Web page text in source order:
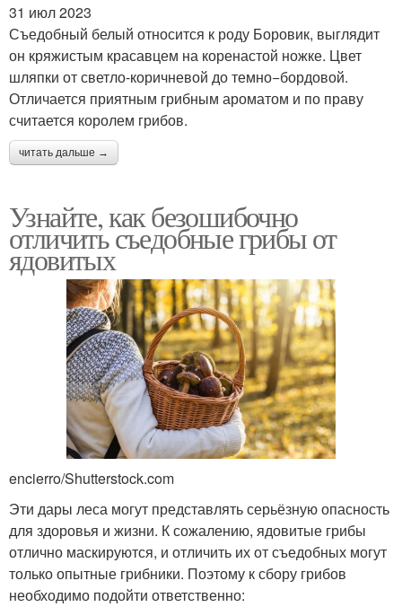
31 июл 2023
Съедобный белый относится к роду Боровик, выглядит
он кряжистым красавцем на коренастой ножке. Цвет
шляпки от светло-коричневой до темно−бордовой.
Отличается приятным грибным ароматом и по праву
считается королем грибов.
читать дальше →
Узнайте, как безошибочно
отличить съедобные грибы от
ядовитых
encierro/Shutterstock.com
Эти дары леса могут представлять серьёзную опасность
для здоровья и жизни. К сожалению, ядовитые грибы
отлично маскируются, и отличить их от съедобных могут
только опытные грибники. Поэтому к сбору грибов
необходимо подойти ответственно: